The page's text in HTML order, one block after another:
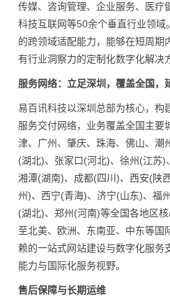
传媒、咨询管理、企业服务、医疗
科技互联网等50余个垂直行业领
的跨领域适配能力，能够在短周期
有行业洞察力的定制化数字化解决
服务网络：立足深圳，覆盖全国，
易百讯科技以深圳总部为核心，构
服务交付网络，业务覆盖全国主要
津、广州、肇庆、珠海、佛山、潮
(湖北)、张家口(河北)、徐州(江苏)
湘潭(湖南)、成都(四川)、西安(陕
州)、西宁(青海)、济宁(山东)、福
(湖北)、郑州(河南)等全国各地区
至北美、欧洲、东南亚、中东等国
赖的一站式网站建设与数字化服务
能力与国际化服务视野。
售后保障与长期运维